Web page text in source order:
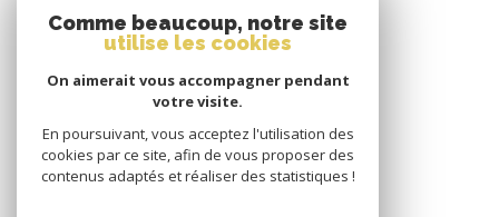
ADHÉRENTS
Nous adhérons
Comme beaucoup, notre site
utilise les cookies
On aimerait vous accompagner pendant
votre visite.
En poursuivant, vous acceptez l'utilisation des
cookies par ce site, afin de vous proposer des
contenus adaptés et réaliser des statistiques !